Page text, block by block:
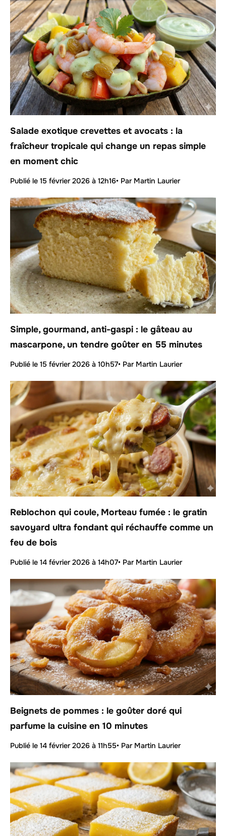
Salade exotique crevettes et avocats : la
fraîcheur tropicale qui change un repas simple
en moment chic
Publié le 15 février 2026 à 12h16• Par Martin Laurier
Simple, gourmand, anti-gaspi : le gâteau au
mascarpone, un tendre goûter en 55 minutes
Publié le 15 février 2026 à 10h57• Par Martin Laurier
Reblochon qui coule, Morteau fumée : le gratin
savoyard ultra fondant qui réchauffe comme un
feu de bois
Publié le 14 février 2026 à 14h07• Par Martin Laurier
Beignets de pommes : le goûter doré qui
parfume la cuisine en 10 minutes
Publié le 14 février 2026 à 11h55• Par Martin Laurier